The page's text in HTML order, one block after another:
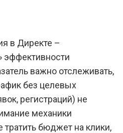
в Директе –
эффективности
важно отслеживать,
без целевых
регистраций) не
механики
тратить бюджет на клики,